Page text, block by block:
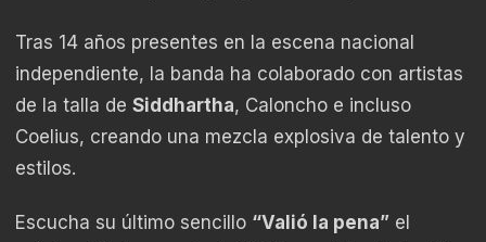
Tras 14 años presentes en la escena nacional
independiente, la banda ha colaborado con artistas
de la talla de Siddhartha, Caloncho e incluso
Coelius, creando una mezcla explosiva de talento y
estilos.
Escucha su último sencillo “Valió la pena” el